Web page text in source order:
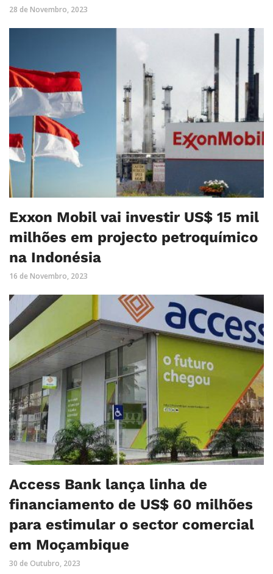
28 de Novembro, 2023
Exxon Mobil vai investir US$ 15 mil
milhões em projecto petroquímico
na Indonésia
16 de Novembro, 2023
Access Bank lança linha de
financiamento de US$ 60 milhões
para estimular o sector comercial
em Moçambique
30 de Outubro, 2023